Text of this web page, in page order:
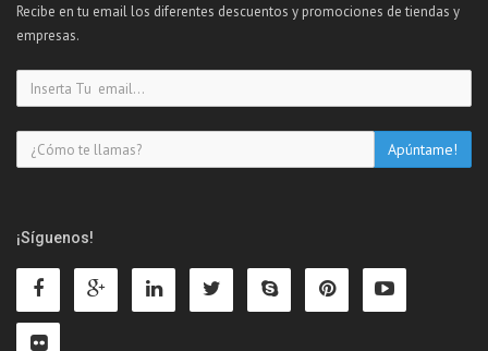
Recibe en tu email los diferentes descuentos y promociones de tiendas y
empresas.
¡Síguenos!